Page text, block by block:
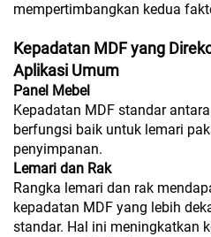
mempertimbangkan kedua
Kepadatan MDF yang
Aplikasi Umum
Panel Mebel
Kepadatan MDF standar
berfungsi baik untuk lemari
penyimpanan.
Lemari dan Rak
Rangka lemari dan rak
kepadatan MDF yang lebih
standar. Hal ini meningkatkan